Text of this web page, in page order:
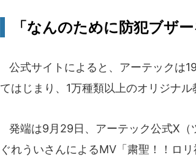
「なんのために防犯ブザ
公式サイトによると、アーテックは
てはじまり、1万種類以上のオリジナ
発端は9月29日、アーテック公式X（
ぐれういさんによるMV「粛聖！！ロ